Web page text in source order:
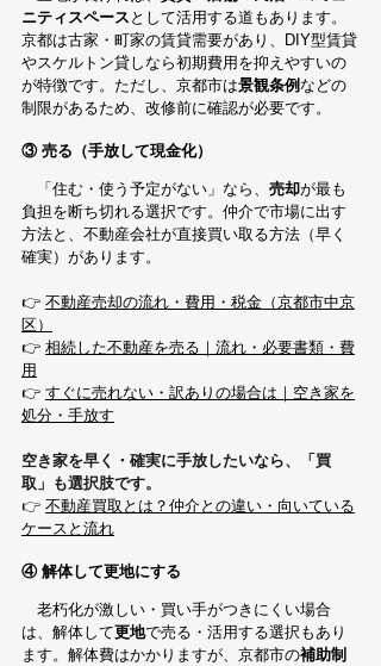
ニティスペース として活用する道もあります。
京都は古家・町家の賃貸需要があり、DIY型賃貸
やスケルトン貸しなら初期費用を抑えやすいの
が特徴です。ただし、京都市は景観条例などの
制限があるため、改修前に確認が必要です。
③ 売る（手放して現金化）
「住む・使う予定がない」なら、 売却が最も
負担を断ち切れる選択です。仲介で市場に出す
方法と、不動産会社が直接買い取る方法（早く
確実）があります。
👉 不動産売却の流れ・費用・税金（京都市中京
区）
👉 相続した不動産を売る｜流れ・必要書類・費
用
👉 すぐに売れない・訳ありの場合は｜空き家を
処分・手放す
空き家を早く・確実に手放したいなら、「買
取」も選択肢です。
👉 不動産買取とは？仲介との違い・向いている
ケースと流れ
④ 解体して更地にする
老朽化が激しい・買い手がつきにくい場合
は、解体して更地で売る・活用する選択もあり
ます。解体費はかかりますが、京都市の補助制